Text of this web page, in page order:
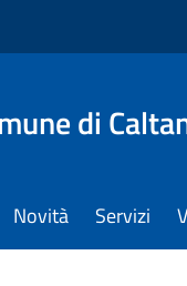
di
Novità Servizi